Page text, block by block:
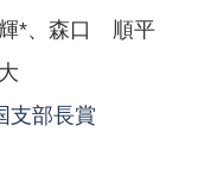
*、森口 順平
支部長賞